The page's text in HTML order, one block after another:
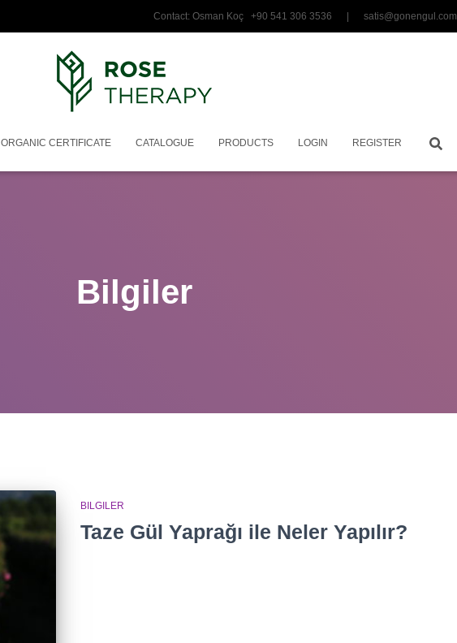
Contact: Osman Koç +90 541 306 3536 | satis@gonengul.com
ORGANIC CERTIFICATE CATALOGUE PRODUCTS LOGIN REGISTER
Bilgiler
BILGILER
Taze Gül Yaprağı ile Neler Yapılır?